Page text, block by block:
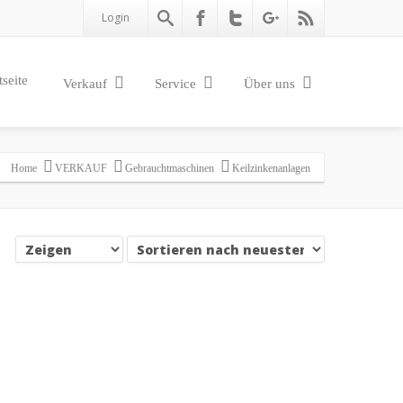
Login
Verkauf Service Über uns
Home VERKAUF Gebrauchtmaschinen Keilzinkenanlagen